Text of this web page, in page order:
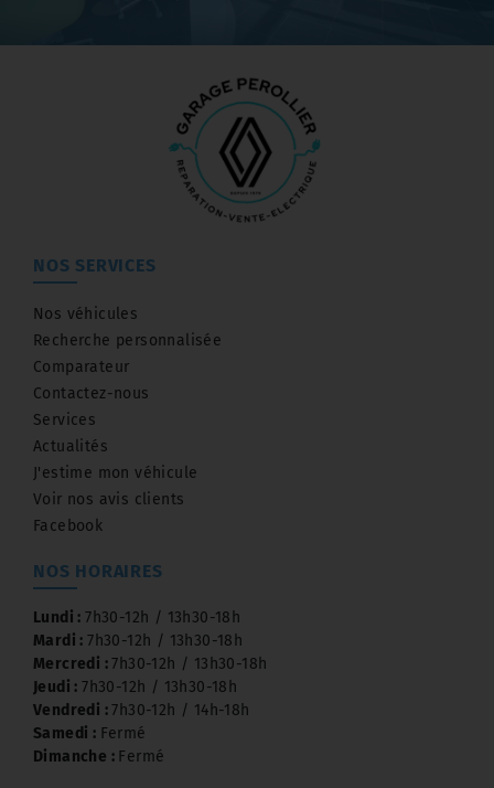
NOS SERVICES
Nos véhicules
Recherche personnalisée
Comparateur
Contactez-nous
Services
Actualités
J'estime mon véhicule
Voir nos avis clients
Facebook
NOS HORAIRES
Lundi :7h30-12h / 13h30-18h
Mardi :7h30-12h / 13h30-18h
Mercredi :7h30-12h / 13h30-18h
Jeudi :7h30-12h / 13h30-18h
Vendredi :7h30-12h / 14h-18h
Samedi : Fermé
Dimanche : Fermé